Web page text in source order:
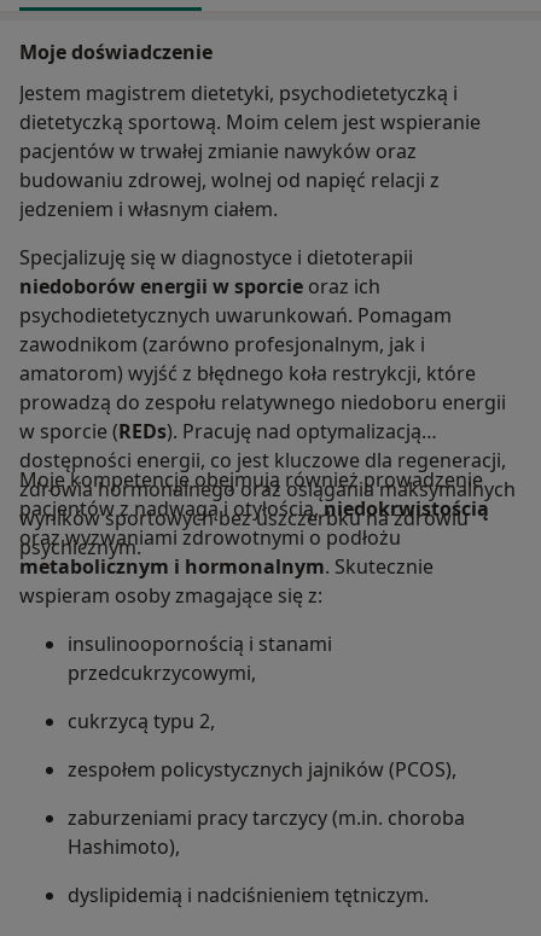
Moje doświadczenie
Jestem magistrem dietetyki, psychodietetyczką i
dietetyczką sportową. Moim celem jest wspieranie
pacjentów w trwałej zmianie nawyków oraz
budowaniu zdrowej, wolnej od napięć relacji z
jedzeniem i własnym ciałem.
Specjalizuję się w diagnostyce i dietoterapii
niedoborów energii w sporcie oraz ich
psychodietetycznych uwarunkowań. Pomagam
zawodnikom (zarówno profesjonalnym, jak i
amatorom) wyjść z błędnego koła restrykcji, które
prowadzą do zespołu relatywnego niedoboru energii
w sporcie (REDs). Pracuję nad optymalizacją
dostępności energii, co jest kluczowe dla regeneracji,
zdrowia hormonalnego oraz osiągania maksymalnych
wyników sportowych bez uszczerbku na zdrowiu
psychicznym.
Moje kompetencje obejmują również prowadzenie
pacjentów z nadwagą i otyłością,niedokrwistością
oraz wyzwaniami zdrowotnymi o podłożu
metabolicznym i hormonalnym. Skutecznie
wspieram osoby zmagające się z:
insulinoopornością i stanami
przedcukrzycowymi,
cukrzycą typu 2,
zespołem policystycznych jajników (PCOS),
zaburzeniami pracy tarczycy (m.in. choroba
Hashimoto),
dyslipidemią i nadciśnieniem tętniczym.